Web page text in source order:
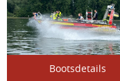
Bootsdetails